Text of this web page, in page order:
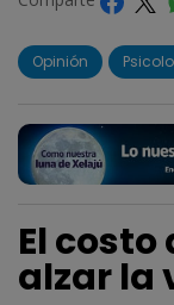
Opinión
El costo
alzar la